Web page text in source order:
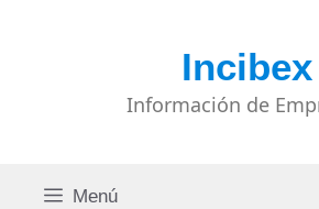
Incibex
Información de
Menú